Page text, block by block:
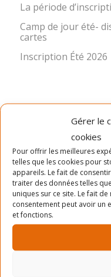
Gérer le
cookies
Pour offrir les meilleures
telles que les cookies pour
appareils. Le fait de
traiter des données telles
uniques sur ce site. Le fait
consentement peut avoir un
et fonctions.
La période
Camp de jour été-
cartes
Inscription Été 2026
LA MISSION
Ancré dans le quartier
des Loisirs Angus-
l’épanouissement et
offrant des activités
sociocommunautaires
accessibles et de
printemps, été et